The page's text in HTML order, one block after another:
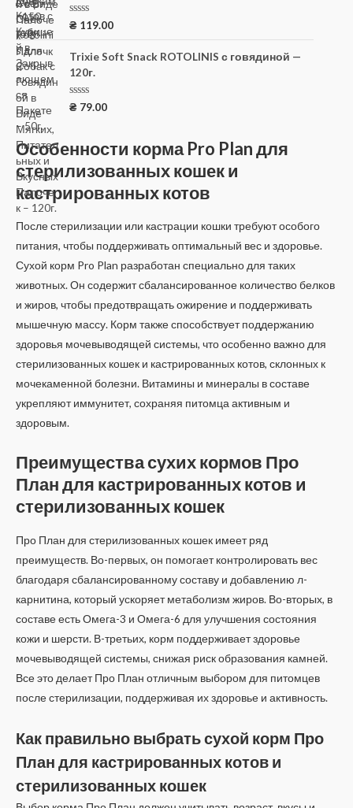
а
и
О
н
к
а
0
и
з
₴ 119.00
Trixie Soft Snack ROTOLINIS с говядиной —
120г.
О
к
а
0
и
з
5
₴ 79.00
Особенности корма Pro Plan для
стерилизованных кошек и
кастрированных котов
После стерилизации или кастрации кошки требуют особого
питания, чтобы поддерживать оптимальный вес и здоровье.
Сухой корм Pro Plan разработан специально для таких
животных. Он содержит сбалансированное количество белков
и жиров, чтобы предотвращать ожирение и поддерживать
мышечную массу. Корм также способствует поддержанию
здоровья мочевыводящей системы, что особенно важно для
стерилизованных кошек и кастрированных котов, склонных к
мочекаменной болезни. Витамины и минералы в составе
укрепляют иммунитет, сохраняя питомца активным и
здоровым.
Преимущества сухих кормов Про
План для кастрированных котов и
стерилизованных кошек
Про План для стерилизованных кошек имеет ряд
преимуществ. Во-первых, он помогает контролировать вес
благодаря сбалансированному составу и добавлению л-
карнитина, который ускоряет метаболизм жиров. Во-вторых, в
составе есть Омега-3 и Омега-6 для улучшения состояния
кожи и шерсти. В-третьих, корм поддерживает здоровье
мочевыводящей системы, снижая риск образования камней.
Все это делает Про План отличным выбором для питомцев
после стерилизации, поддерживая их здоровье и активность.
Как правильно выбрать сухой корм Про
План для кастрированных котов и
стерилизованных кошек